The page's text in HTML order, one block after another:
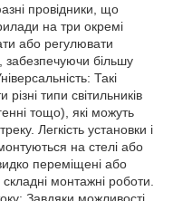
провідники, що
на три окремі
або регулювати
забезпечуючи більшу
Такі
типи світильників
тощо), які можуть
Легкість установки і
на стелі або
переміщені або
монтажні роботи.
Завдяки можливості